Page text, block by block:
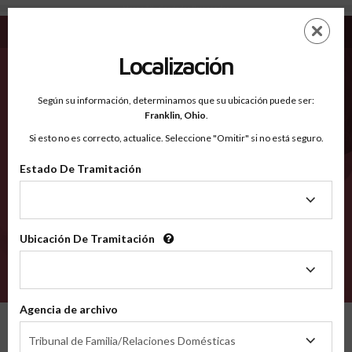
Mason TX - Condados Reconocidos
EN
Condados Reconocidos
2600
Localización
Según su información, determinamos que su ubicación puede ser:
Franklin, Ohio.
Si esto no es correcto, actualice. Seleccione "Omitir" si no está seguro.
Estado De Tramitación
Tramitación
Ubicación De Tramitación
Tramitación
Agencia de archivo
Tribunal de Familia/Relaciones Domésticas
de